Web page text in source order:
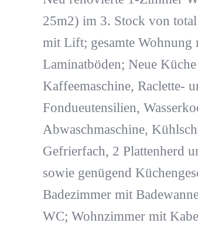
25m2) im 3. Stock von
mit Lift; gesamte Wohnung
Laminatböden; Neue
Kaffeemaschine, Raclette-
Fondueutensilien,
Abwaschmaschine,
Gefrierfach, 2 Plattenherd
sowie genügend
Badezimmer mit
WC; Wohnzimmer mit